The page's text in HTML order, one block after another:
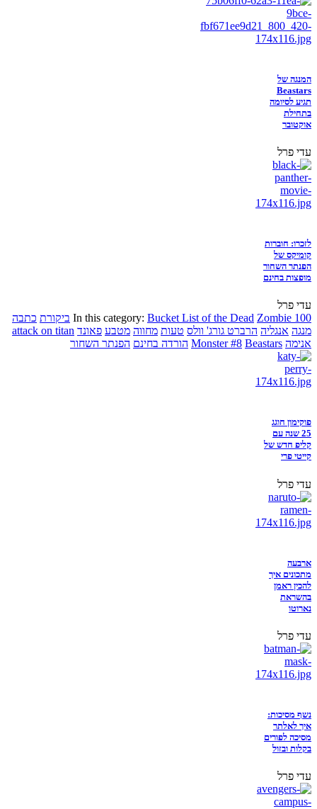
המנגה של
Beastars
תגיע לסיומה
בתחילת
אוקטובר
עדי פרל
לזכרו: חוברות
קומיקס של
הפנתר השחור
מופצות בחינם
עדי פרל
In this category: Bucket List of the Dead Zombie 100 ביקורת כתבה
מנגה אנגליה הרברט גורג' וולס טעות מחווה מטבע פאונד attack on titan
אנימה
Monster #8 Beastars הורדה בחינם הפנתר השחור
פוקימון חוגג
25 שנה עם
קליפ חדש של
קייטי פרי
עדי פרל
ארבעה
מתכונים איך
להכין ראמן
בהשראת
נארוטו
עדי פרל
נשף מסיכות:
איך לאלתר
מסיכה לפורים
בקלות ובזול
עדי פרל